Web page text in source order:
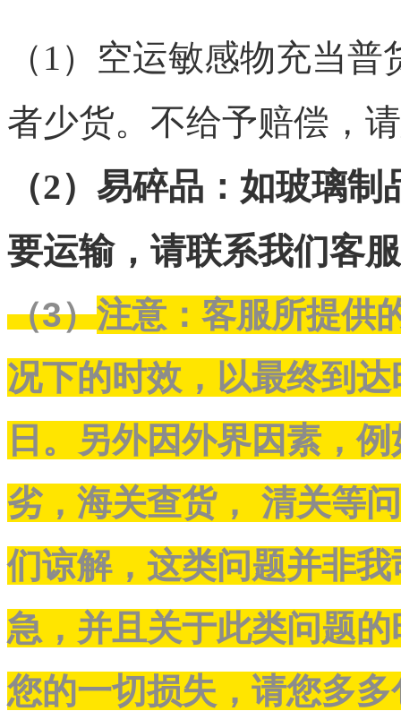
（1）空运敏感物充当
者少货。不给予赔偿，
（2） 易碎品：如玻璃制
要运输，请联系我们客
（3）注意：客服所提供
况下的时效，以最终到
日。另外因外界因素，
劣，海关查货， 清关等
们谅解，这类问题并非
急，并且关于此类问题
您的一切损失，请您多多